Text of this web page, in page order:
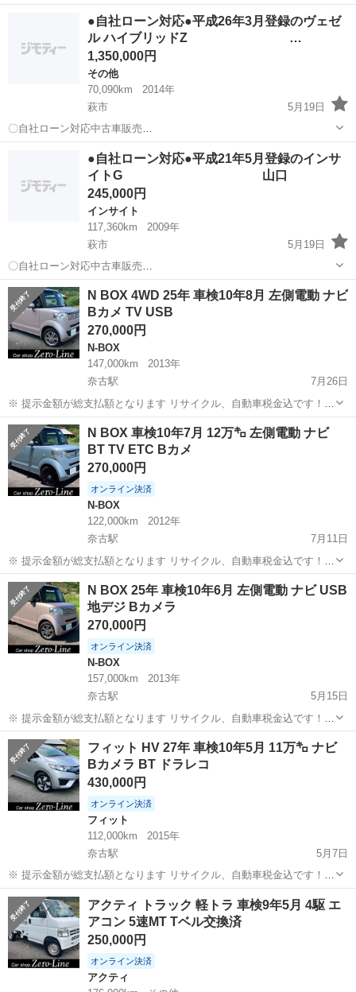
〇 ☆どなたでもロ
ーン対応可能☆ １、勤続年数の短い方や自営業の方
２、パートをされる主婦の方や派遣社員の方 ...
モビリオ 車両
●自社ローン対応●平成26年3月登録のヴェゼ
ル ハイブリッドZ …
1,350,000円
その他
70,090km
2014年
萩市
5月19日
〇自社ローン対応中古車販売
〇 ☆どなたでもロ
ーン対応可能☆ １、勤続年数の短い方や自営業の方
２、パートをされる主婦の方や派遣社員の方 ３、自己破産等...
その他 ヴェゼル
●自社ローン対応●平成21年5月登録のインサ
イトG 山口
245,000円
インサイト
117,360km
2009年
萩市
5月19日
〇自社ローン対応中古車販売
〇 ☆どなたでもローン
対応可能☆ １、勤続年数の短い方や自営業の方 ２、
パートをされる主婦の方や派遣社員の方 ３、自己破産等をさ...
山口 萩市 車両
N BOX 4WD 25年 車検10年8月 左側電動 ナビ
Bカメ TV USB
270,000円
N-BOX
147,000km
2013年
奈古駅
7月26日
※ 提示金額が総支払額となります リサイクル、自動車税金込です！
いきなりの購入はキャンセルさせて頂きます。 県外登録陸送別となり
ます。 まず支払い能力がない、約束を守れない、調べれば分かること
やくだらない質問、値...
山口 萩市 N-BOX 車両
N BOX 車検10年7月 12万㌔ 左側電動 ナビ
BT TV ETC Bカメ
270,000円
オンライン決済
N-BOX
122,000km
2012年
奈古駅
7月11日
※ 提示金額が総支払額となります リサイクル、自動車税金込です！
いきなりの購入はキャンセルさせて頂きます。 県外登録陸送別となり
ます。 まず支払い能力がない、約束を守れない、調べれば分かること
やくだらない質問、値...
山口 萩市 N-BOX 車両
N BOX 25年 車検10年6月 左側電動 ナビ USB
地デジ Bカメラ
270,000円
オンライン決済
N-BOX
157,000km
2013年
奈古駅
5月15日
※ 提示金額が総支払額となります リサイクル、自動車税金込です！
いきなりの購入はキャンセルさせて頂きます。 県外登録陸送別となり
ます。 まず支払い能力がない、約束を守れない、調べれば分かること
やくだらない質問、値...
山口 萩市 奈古駅 N-BOX 車両
フィット HV 27年 車検10年5月 11万㌔ ナビ
Bカメラ BT ドラレコ
430,000円
オンライン決済
フィット
112,000km
2015年
奈古駅
5月7日
※ 提示金額が総支払額となります リサイクル、自動車税金込です！
いきなりの購入はキャンセルさせて頂きます。 県外登録陸送別となり
ます。 まず支払い能力がない、約束を守れない、調べれば分かること
やくだらない質問、値...
山口 萩市 奈古駅 フィット ドラレコ
アクティ トラック 軽トラ 車検9年5月 4駆 エ
アコン 5速MT Tベル交換済
250,000円
オンライン決済
アクティ